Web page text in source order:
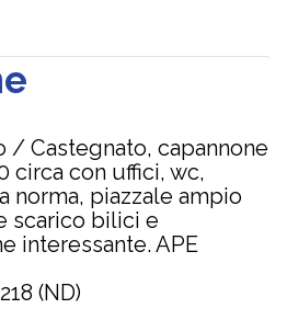
/ Castegnato, capannone
circa con uffici, wc,
norma, piazzale ampio
scarico bilici e
interessante. APE
(ND)